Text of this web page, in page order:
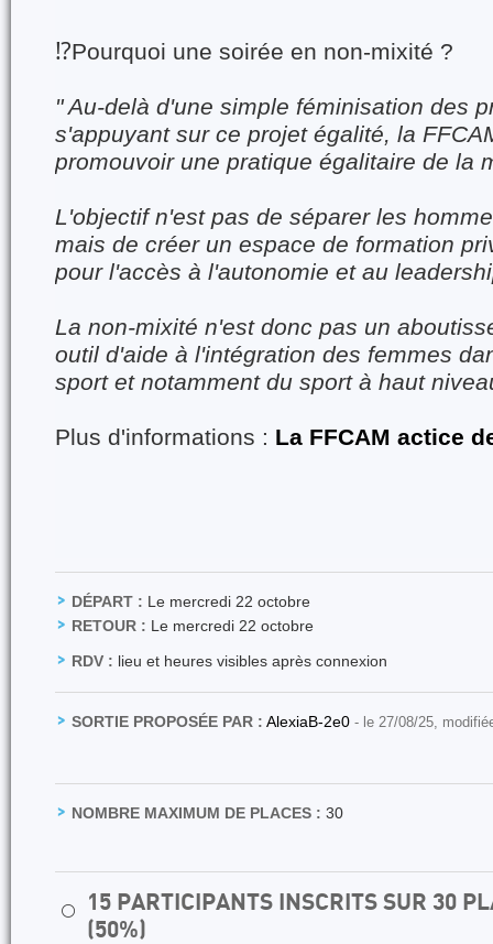
⁉️Pourquoi une soirée en non-mixité ?
" Au-delà d'une simple féminisation des
s'appuyant sur ce projet égalité, la
promouvoir une pratique égalitaire de la
L'objectif n'est pas de séparer les
mais de créer un espace de formation
pour l'accès à l'autonomie et au
La non-mixité n'est donc pas un
outil d'aide à l'intégration des femmes
sport et notamment du sport à haut
Plus d'informations : La FFCAM actice
DÉPART : Le mercredi 22 octobre
RETOUR : Le mercredi 22 octobre
RDV : lieu et heures visibles après connexion
SORTIE PROPOSÉE PAR : AlexiaB-2e0 - le 27/08/25,
NOMBRE MAXIMUM DE PLACES : 30
⚪
15 PARTICIPANTS INSCRITS SUR 30
(50%)